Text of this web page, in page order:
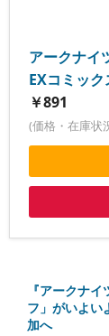
アークナイ
EXコミック
￥891
(価格・在庫状
『アークナ
フ」がいよい
加へ